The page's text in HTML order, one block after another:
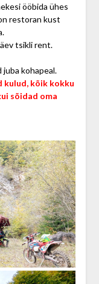
ööbida ühes
restoran kust
tsikli rent.
kohapeal.
kulud, kõik kokku
sõidad oma